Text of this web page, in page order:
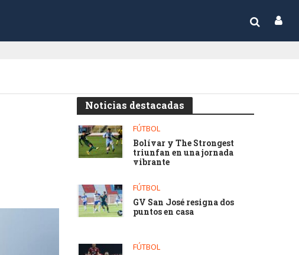
Noticias destacadas
FÚTBOL
Bolívar y The Strongest
triunfan en una jornada
vibrante
FÚTBOL
GV San José resigna dos
puntos en casa
FÚTBOL